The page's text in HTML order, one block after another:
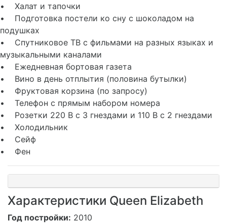
• Халат и тапочки
• Подготовка постели ко сну с шоколадом на
подушках
• Спутниковое ТВ с фильмами на разных языках и
музыкальными каналами
• Ежедневная бортовая газета
• Вино в день отплытия (половина бутылки)
• Фруктовая корзина (по запросу)
• Телефон с прямым набором номера
• Розетки 220 В с 3 гнездами и 110 В с 2 гнездами
• Холодильник
• Сейф
• Фен
Характеристики Queen Elizabeth
Год постройки: 2010